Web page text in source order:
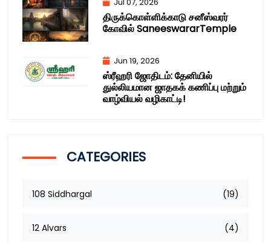
Jul 07, 2026
திருக்கொள்ளிக்காடு சனீஸ்வரர்
கோவில் SaneeswararTemple
Jun 19, 2026
ஸ்ரீஹரி ஜோதிடம்: தேனியில்
துல்லியமான ஜாதகக் கணிப்பு மற்றும்
வாழ்வியல் வழிகாட்டி!
CATEGORIES
108 Siddhargal (19)
12 Alvars (4)